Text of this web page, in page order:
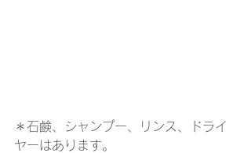
＊石鹸、シャンプー、リンス、ドライ
ヤーはあります。